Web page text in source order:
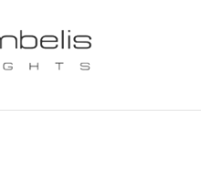
СТЕПЕН НА ЗАЩИТА